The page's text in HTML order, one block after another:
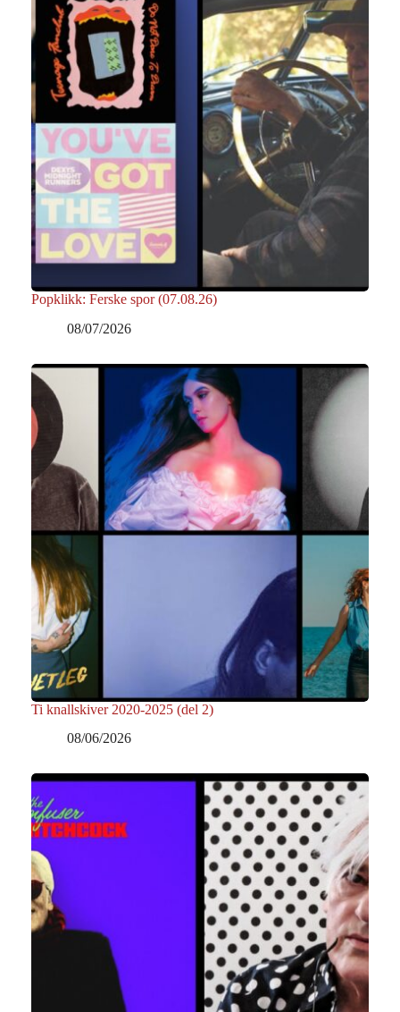
Popklikk: Ferske spor (07.08.26)
08/07/2026
Ti knallskiver 2020-2025 (del 2)
08/06/2026